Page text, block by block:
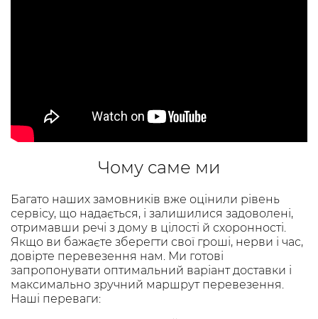
Чому саме ми
Багато наших замовників вже оцінили рівень
сервісу, що надається, і залишилися задоволені,
отримавши речі з дому в цілості й схоронності.
Якщо ви бажаєте зберегти свої гроші, нерви і час,
довірте перевезення нам. Ми готові
запропонувати оптимальний варіант доставки і
максимально зручний маршрут перевезення.
Наші переваги: